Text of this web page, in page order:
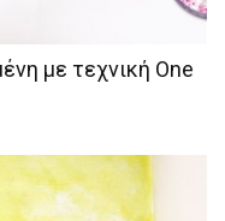
με τεχνική One